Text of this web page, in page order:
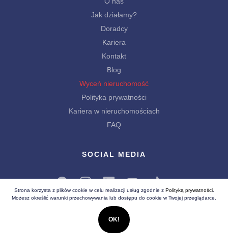
Jak działamy?
Doradcy
Kariera
Kontakt
Blog
Wyceń nieruchomość
Polityka prywatności
Kariera w nieruchomościach
FAQ
SOCIAL MEDIA
Wszelkie prawa zastrzeżone (C) 2026
Strona korzysta z plików cookie w celu realizacji usług zgodnie z Polityką prywatności.
Możesz określić warunki przechowywania lub dostępu do cookie w Twojej przeglądarce.
OK!